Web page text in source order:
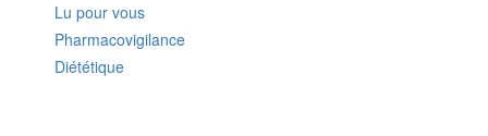
Lu pour vous
Pharmacovigilance
Diététique